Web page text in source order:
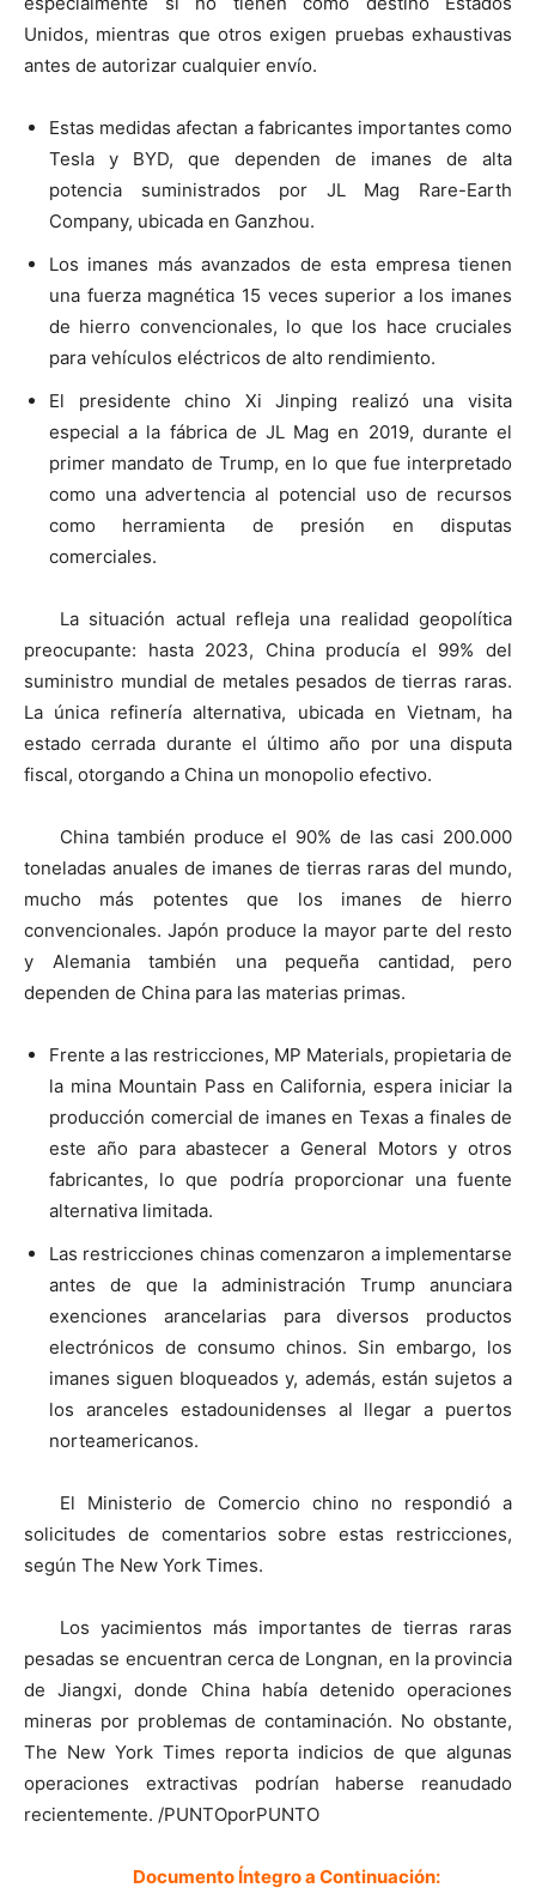
Unidos, mientras que otros exigen pruebas exhaustivas
antes de autorizar cualquier envío.
Estas medidas afectan a fabricantes importantes como
Tesla y BYD, que dependen de imanes de alta
potencia suministrados por JL Mag Rare-Earth
Company, ubicada en Ganzhou.
Los imanes más avanzados de esta empresa tienen
una fuerza magnética 15 veces superior a los imanes
de hierro convencionales, lo que los hace cruciales
para vehículos eléctricos de alto rendimiento.
El presidente chino Xi Jinping realizó una visita
especial a la fábrica de JL Mag en 2019, durante el
primer mandato de Trump, en lo que fue interpretado
como una advertencia al potencial uso de recursos
como herramienta de presión en disputas
comerciales.
La situación actual refleja una realidad geopolítica
preocupante: hasta 2023, China producía el 99% del
suministro mundial de metales pesados de tierras raras.
La única refinería alternativa, ubicada en Vietnam, ha
estado cerrada durante el último año por una disputa
fiscal, otorgando a China un monopolio efectivo.
China también produce el 90% de las casi 200.000
toneladas anuales de imanes de tierras raras del mundo,
mucho más potentes que los imanes de hierro
convencionales. Japón produce la mayor parte del resto
y Alemania también una pequeña cantidad, pero
dependen de China para las materias primas.
Frente a las restricciones, MP Materials, propietaria de
la mina Mountain Pass en California, espera iniciar la
producción comercial de imanes en Texas a finales de
este año para abastecer a General Motors y otros
fabricantes, lo que podría proporcionar una fuente
alternativa limitada.
Las restricciones chinas comenzaron a implementarse
antes de que la administración Trump anunciara
exenciones arancelarias para diversos productos
electrónicos de consumo chinos. Sin embargo, los
imanes siguen bloqueados y, además, están sujetos a
los aranceles estadounidenses al llegar a puertos
norteamericanos.
El Ministerio de Comercio chino no respondió a
solicitudes de comentarios sobre estas restricciones,
según The New York Times.
Los yacimientos más importantes de tierras raras
pesadas se encuentran cerca de Longnan, en la provincia
de Jiangxi, donde China había detenido operaciones
mineras por problemas de contaminación. No obstante,
The New York Times reporta indicios de que algunas
operaciones extractivas podrían haberse reanudado
recientemente. /PUNTOporPUNTO
Documento Íntegro a Continuación: